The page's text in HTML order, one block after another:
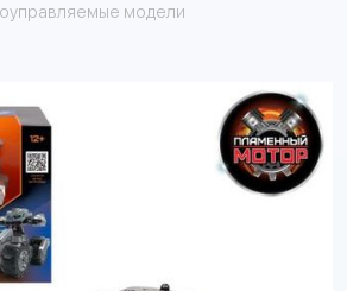
модели